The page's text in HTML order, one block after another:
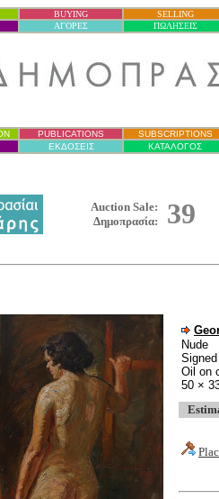
BUYING SELLING
ΑΓΟΡΕΣ ΠΩΛΗΣΕΙΣ
PUBLICATIONS SUBSCRIPTIONS
ΕΚΔΟΣΕΙΣ ΚΑΤΑΛΟΓΟΣ
Auction Sale:
Δημοπρασία: 39
Nude
Oil on
50 ×